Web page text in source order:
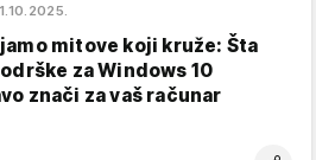
mitove koji kruže: Šta
za Windows 10
znači za vaš računar